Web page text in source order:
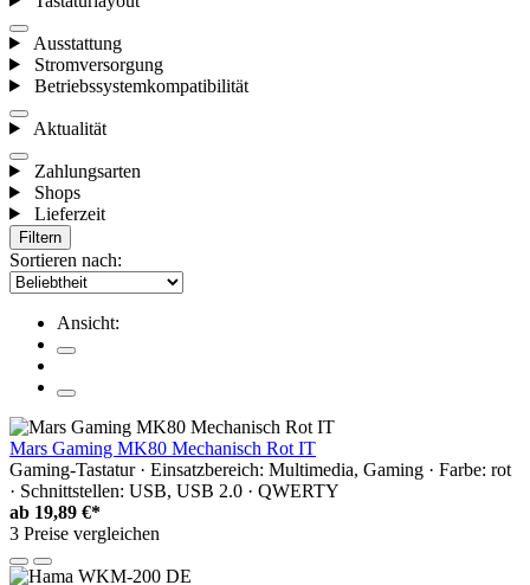
Ausstattung
Stromversorgung
Betriebssystemkompatibilität
Aktualität
Zahlungsarten
Shops
Lieferzeit
Filtern
Sortieren nach:
Ansicht:
Mars Gaming MK80 Mechanisch Rot IT
Gaming-Tastatur · Einsatzbereich: Multimedia, Gaming · Farbe: rot
· Schnittstellen: USB, USB 2.0 · QWERTY
ab 19,89 €*
3 Preise vergleichen